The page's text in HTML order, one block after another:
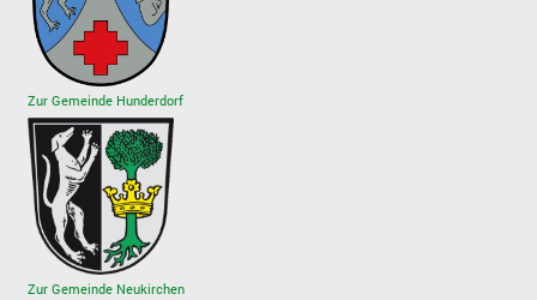
Zur Gemeinde Hunderdorf
Zur Gemeinde Neukirchen